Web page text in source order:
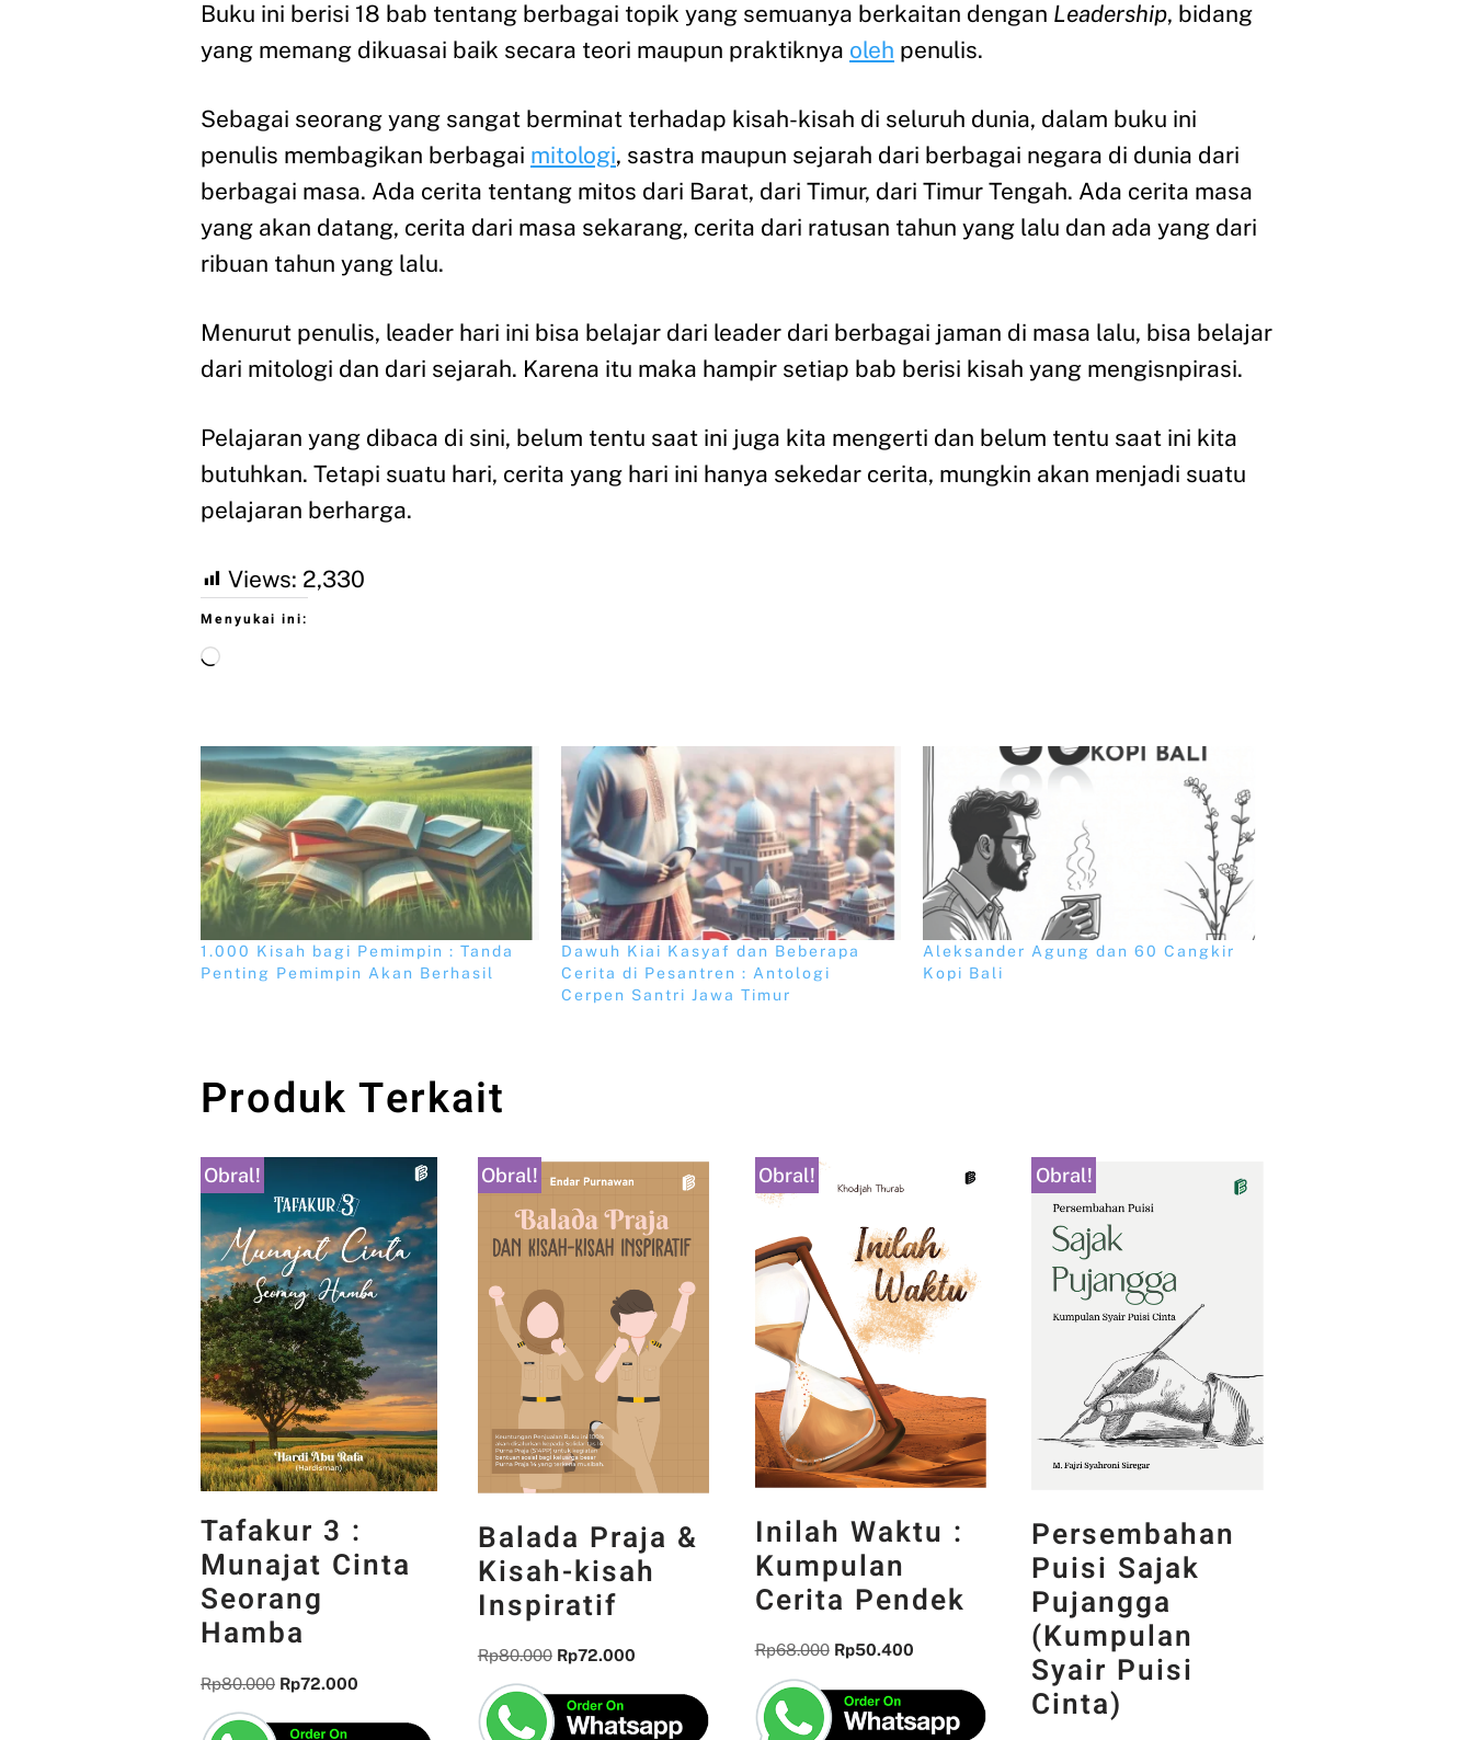
Buku ini berisi 18 bab tentang berbagai topik yang semuanya berkaitan dengan Leadership, bidang
yang memang dikuasai baik secara teori maupun praktiknya oleh penulis.
Sebagai seorang yang sangat berminat terhadap kisah-kisah di seluruh dunia, dalam buku ini
penulis membagikan berbagai mitologi, sastra maupun sejarah dari berbagai negara di dunia dari
berbagai masa. Ada cerita tentang mitos dari Barat, dari Timur, dari Timur Tengah. Ada cerita masa
yang akan datang, cerita dari masa sekarang, cerita dari ratusan tahun yang lalu dan ada yang dari
ribuan tahun yang lalu.
Menurut penulis, leader hari ini bisa belajar dari leader dari berbagai jaman di masa lalu, bisa belajar
dari mitologi dan dari sejarah. Karena itu maka hampir setiap bab berisi kisah yang mengisnpirasi.
Pelajaran yang dibaca di sini, belum tentu saat ini juga kita mengerti dan belum tentu saat ini kita
butuhkan. Tetapi suatu hari, cerita yang hari ini hanya sekedar cerita, mungkin akan menjadi suatu
pelajaran berharga.
Views: 2,330
Menyukai ini:
1.000 Kisah bagi Pemimpin : Tanda
Penting Pemimpin Akan Berhasil
Dawuh Kiai Kasyaf dan Beberapa
Cerita di Pesantren : Antologi
Cerpen Santri Jawa Timur
Aleksander Agung dan 60 Cangkir
Kopi Bali
Produk Terkait
Obral!
Tafakur 3 :
Munajat Cinta
Seorang
Hamba
Rp80.000 Rp72.000
Obral!
Balada Praja &
Kisah-kisah
Inspiratif
Rp80.000 Rp72.000
Obral!
Inilah Waktu :
Kumpulan
Cerita Pendek
Rp68.000 Rp50.400
Obral!
Persembahan
Puisi Sajak
Pujangga
(Kumpulan
Syair Puisi
Cinta)